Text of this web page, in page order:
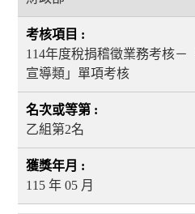
114年度稅捐稽徵業務考核－
宣導類」單項考核
乙組第2名
115 年 05 月